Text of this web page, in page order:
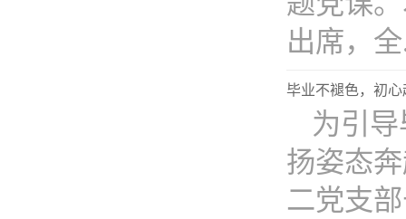
出席，
毕业不褪色，初
为引
扬姿态
二党支